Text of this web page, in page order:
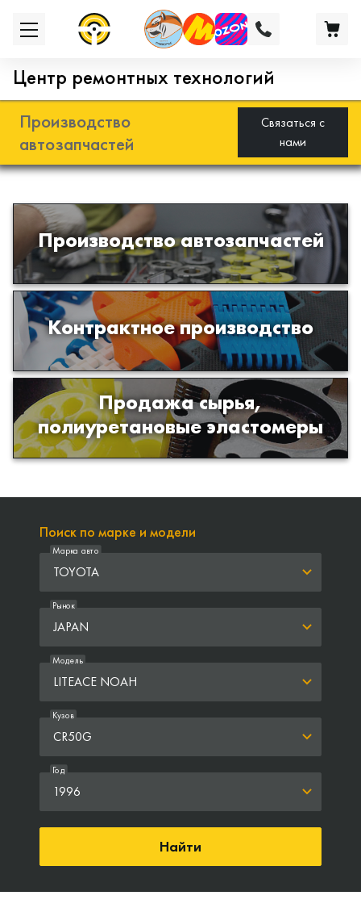
Центр ремонтных технологий
Производство
автозапчастей
Связаться с
нами
Производство автозапчастей
Разработка и производство деталей
из эластомеров для подвески
автомобиля
Контрактное производство
Производство изделий из пластиков
и полимеров по образцам либо
чертежам заказчика
Продажа сырья,
полиуретановые эластомеры
Продажа сырья для производства
изделий из полиуретана
Поиск по марке и модели
TOYOTA
Марка авто
JAPAN
Рынок
LITEACE NOAH
Модель
CR50G
Кузов
1996
Год
Найти